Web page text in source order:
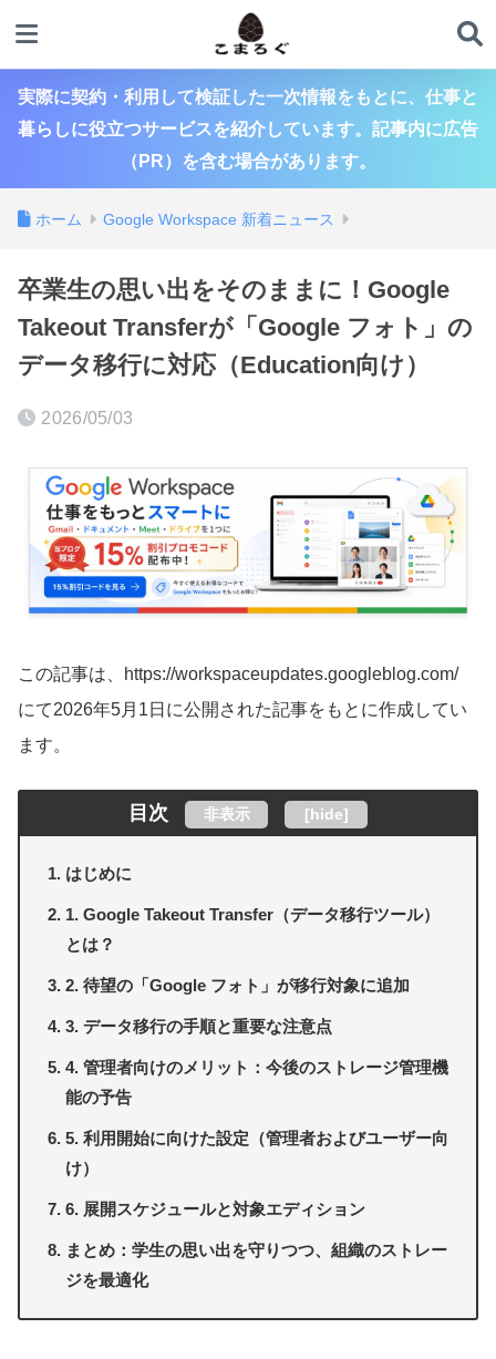
実際に契約・利用して検証した一次情報をもとに、仕事と
暮らしに役立つサービスを紹介しています。記事内に広告
（PR）を含む場合があります。
ホーム Google Workspace 新着ニュース
卒業生の思い出をそのままに！Google
Takeout Transferが「Google フォト」の
データ移行に対応（Education向け）
2026/05/03
この記事は、https://workspaceupdates.googleblog.com/
にて2026年5月1日に公開された記事をもとに作成してい
ます。
目次 非表示 [hide]
はじめに
1. Google Takeout Transfer（データ移行ツール）
とは？
2. 待望の「Google フォト」が移行対象に追加
3. データ移行の手順と重要な注意点
4. 管理者向けのメリット：今後のストレージ管理機
能の予告
5. 利用開始に向けた設定（管理者およびユーザー向
け）
6. 展開スケジュールと対象エディション
まとめ：学生の思い出を守りつつ、組織のストレー
ジを最適化